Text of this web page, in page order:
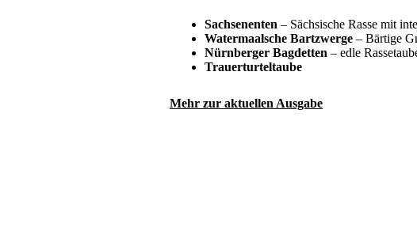
Sachsenenten – Sächsische Rasse mit
Watermaalsche Bartzwerge – Bärtige
Nürnberger Bagdetten – edle
Trauerturteltaube
Mehr zur aktuellen Ausgabe